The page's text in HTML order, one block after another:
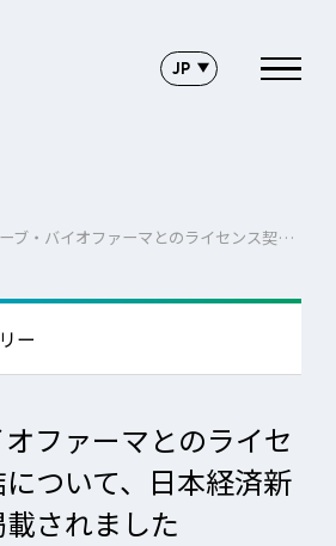
サーブ・バイオファーマとのライセンス契約締結について、日本経済新聞に記事が掲載されました
ー
ファーマとのライセ
ついて、日本経済新
されました